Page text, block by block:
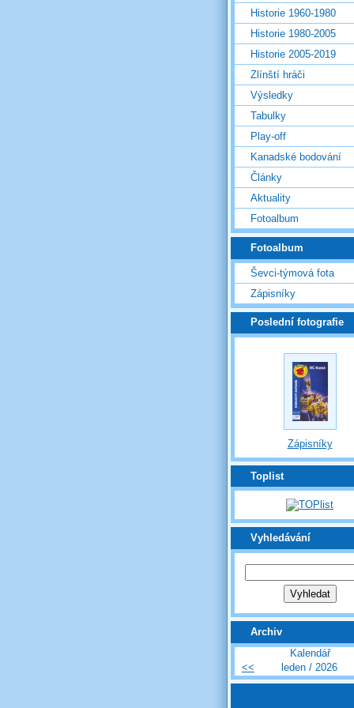
Historie 1960-1980
Historie 1980-2005
Historie 2005-2019
Zlínští hráči
Výsledky
Tabulky
Play-off
Kanadské bodování
Články
Aktuality
Fotoalbum
Fotoalbum
Ševci-týmová fota
Zápisníky
Poslední fotografie
Zápisníky
Toplist
Vyhledávání
Archiv
Kalendář
<<
leden / 2026